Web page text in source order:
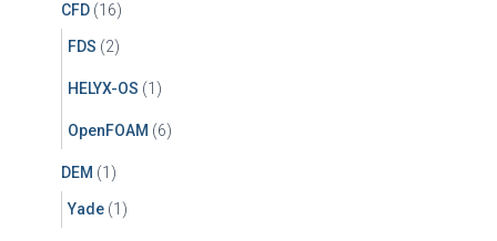
CFD (16)
FDS (2)
HELYX-OS (1)
OpenFOAM (6)
DEM (1)
Yade (1)